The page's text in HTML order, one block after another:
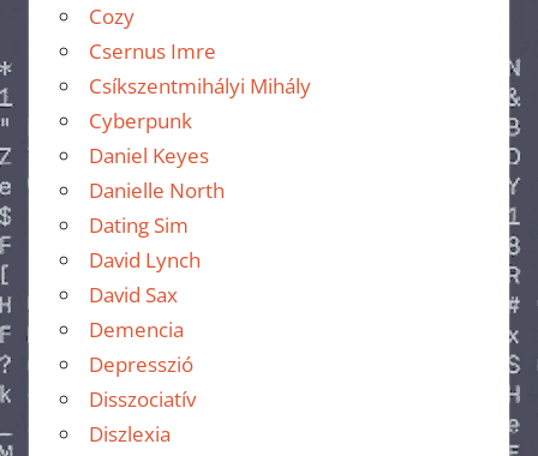
Cozy
Csernus Imre
Csíkszentmihályi Mihály
Cyberpunk
Daniel Keyes
Danielle North
Dating Sim
David Lynch
David Sax
Demencia
Depresszió
Disszociatív
Diszlexia